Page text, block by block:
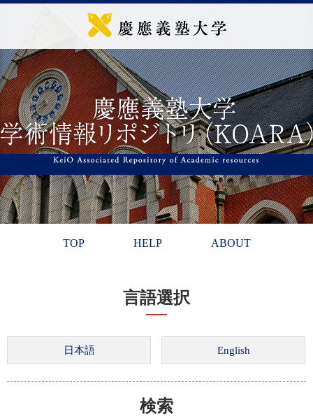
TOP HELP ABOUT
言語選択
検索